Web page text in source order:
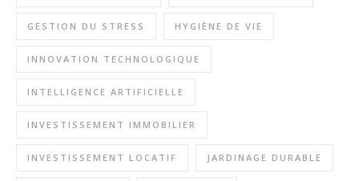
GESTION DU STRESS HYGIÈNE DE VIE
INNOVATION TECHNOLOGIQUE
INTELLIGENCE ARTIFICIELLE
INVESTISSEMENT IMMOBILIER
INVESTISSEMENT LOCATIF JARDINAGE DURABLE